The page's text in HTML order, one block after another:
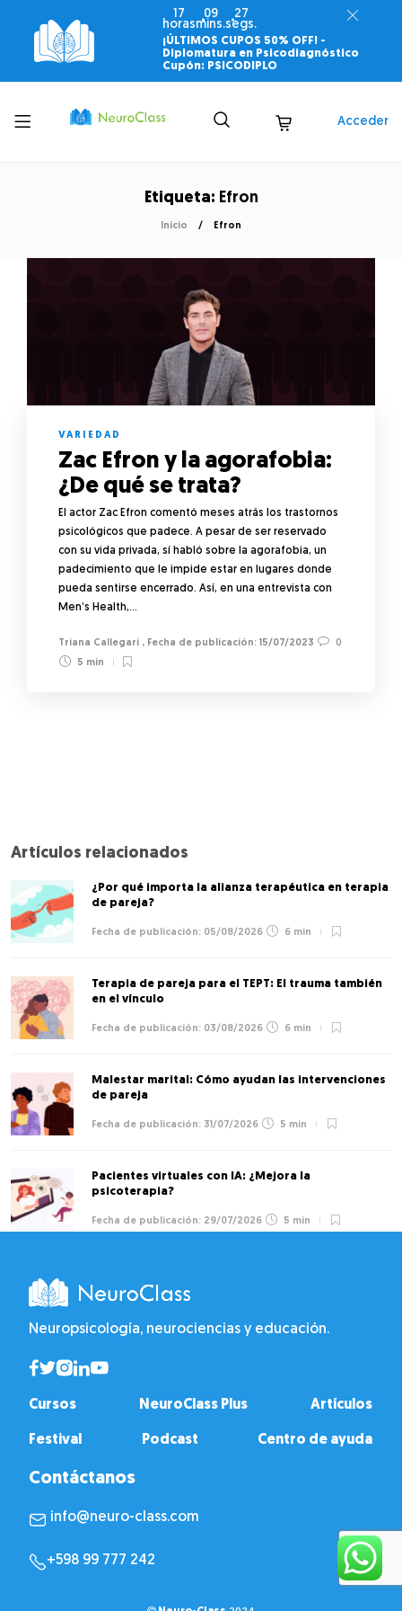
17
horas
09
mins.
27
segs.
¡ÚLTIMOS CUPOS 50% OFF! -
Diplomatura en Psicodiagnóstico
Cupón: PSICODIPLO
Toggle
menu
Acceder
Etiqueta: Efron
Inicio Efron
VARIEDAD
Zac Efron y la agorafobia:
¿De qué se trata?
El actor Zac Efron comentó meses atrás los trastornos
psicológicos que padece. A pesar de ser reservado
con su vida privada, sí habló sobre la agorafobia, un
padecimiento que le impide estar en lugares donde
pueda sentirse encerrado. Así, en una entrevista con
Men’s Health,…
Triana Callegari , 15/07/2023
0
5 min
Artículos relacionados
¿Por qué importa la alianza terapéutica en terapia
de pareja?
05/08/2026 6 min
Terapia de pareja para el TEPT: El trauma también
en el vínculo
03/08/2026 6 min
Malestar marital: Cómo ayudan las intervenciones
de pareja
31/07/2026 5 min
Pacientes virtuales con IA: ¿Mejora la
psicoterapia?
29/07/2026 5 min
Neuropsicología, neurociencias y educación.
Cursos NeuroClass Plus Artículos
Festival Podcast Centro de ayuda
Contáctanos
info@neuro-class.com
+598 99 777 242